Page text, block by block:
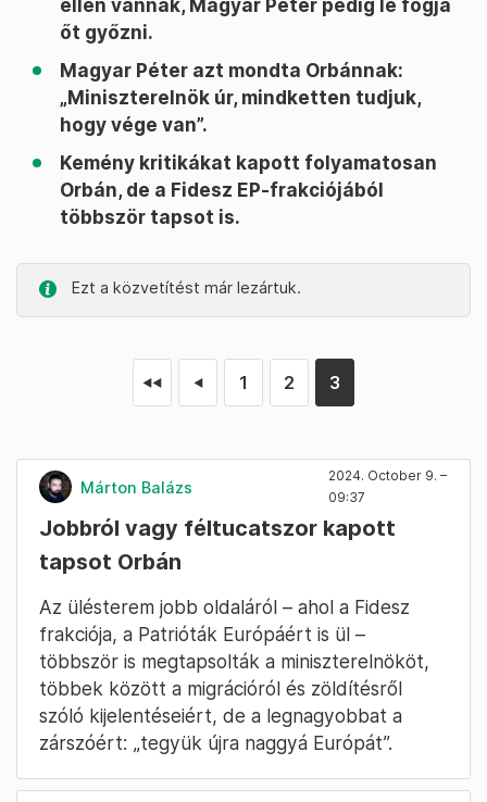
ellen vannak, Magyar Péter pedig le fogja
őt győzni.
Magyar Péter azt mondta Orbánnak:
„Miniszterelnök úr, mindketten tudjuk,
hogy vége van”.
Kemény kritikákat kapott folyamatosan
Orbán, de a Fidesz EP-frakciójából
többször tapsot is.
Ezt a közvetítést már lezártuk.
◄◄ ◄ 1 2 3
Márton Balázs
2024. October 9. –
09:37
Jobbról vagy féltucatszor kapott
tapsot Orbán
Az ülésterem jobb oldaláról – ahol a Fidesz
frakciója, a Patrióták Európáért is ül –
többször is megtapsolták a miniszterelnököt,
többek között a migrációról és zöldítésről
szóló kijelentéseiért, de a legnagyobbat a
zárszóért: „tegyük újra naggyá Európát”.